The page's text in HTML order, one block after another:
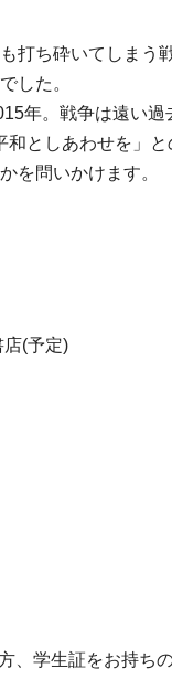
打ち砕いてしま
した。
年。戦争は遠い
としあわせを」
を問いかけます。
(予定)
、学生証をお持ち